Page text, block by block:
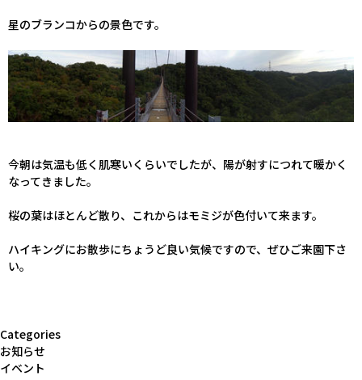
星のブランコからの景色です。
今朝は気温も低く肌寒いくらいでしたが、陽が射すにつれて暖かく
なってきました。
桜の葉はほとんど散り、これからはモミジが色付いて来ます。
ハイキングにお散歩にちょうど良い気候ですので、ぜひご来園下さ
い。
Categories
お知らせ
イベント